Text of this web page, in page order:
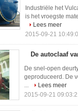
Industriële het
is het vroegste
Lees meer
2015-09-21
De autoclaaf
De snel-open
geproduceerd. De
...
Lees meer
2015-09-21